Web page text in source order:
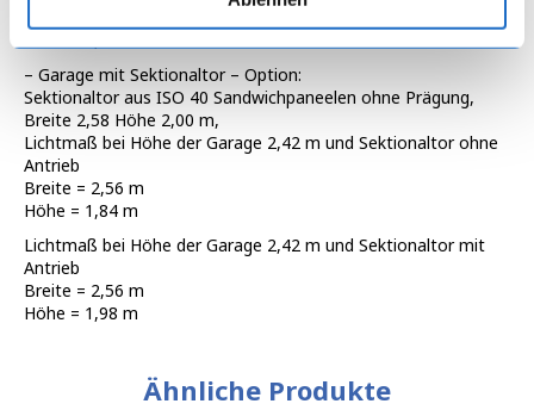
– Garage mit Sektionaltor – Option:
Sektionaltor aus ISO 40 Sandwichpaneelen ohne Prägung,
Breite 2,58 Höhe 2,00 m,
Lichtmaß bei Höhe der Garage 2,42 m und Sektionaltor ohne
Antrieb
Breite = 2,56 m
Höhe = 1,84 m
Lichtmaß bei Höhe der Garage 2,42 m und Sektionaltor mit
Antrieb
Breite = 2,56 m
Höhe = 1,98 m
Ähnliche Produkte